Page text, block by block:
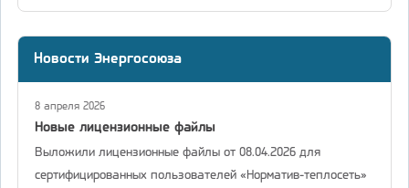
Новости Энергосоюза
8 апреля 2026
Новые лицензионные файлы
Выложили лицензионные файлы от 08.04.2026 для
сертифицированных пользователей «Норматив-теплосеть»